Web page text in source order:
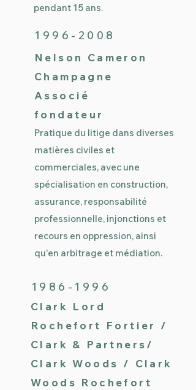
pendant 15 ans.
1996-2008
Nelson Cameron
Champagne
Associé
fondateur
Pratique du litige dans diverses
matières civiles et
commerciales, avec une
spécialisation en construction,
assurance, responsabilité
professionnelle, injonctions et
recours en oppression, ainsi
qu'en arbitrage et médiation.
1986-1996
Clark Lord
Rochefort Fortier /
Clark & Partners/
Clark Woods / Clark
Woods Rochefort